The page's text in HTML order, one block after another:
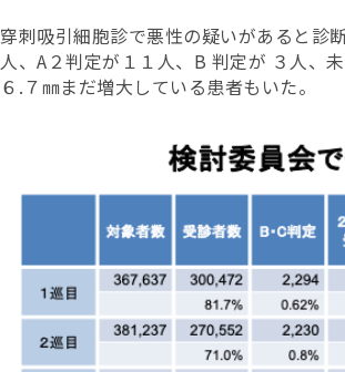
穿刺吸引細胞診で悪性の疑いがあると診
人、 A２判定が１１人、B 判定が ３人、未
６.７㎜まだ増大している患者もいた。